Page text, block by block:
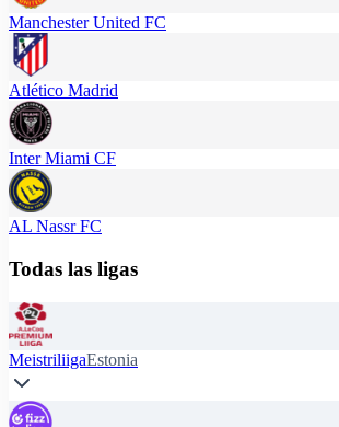
Manchester United FC
Atlético Madrid
Inter Miami CF
AL Nassr FC
Todas las ligas
MeistriliigaEstonia